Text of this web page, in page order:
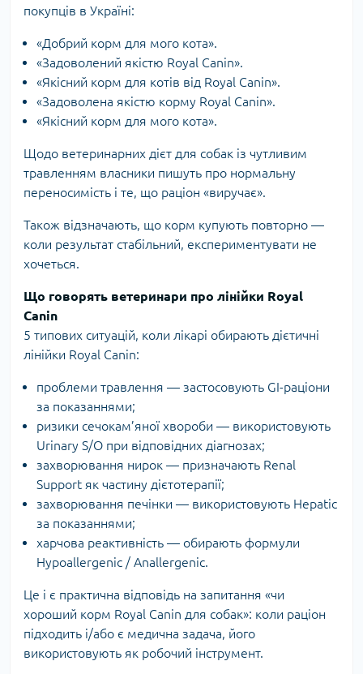
покупців в Україні:
«Добрий корм для мого кота».
«Задоволений якістю Royal Canin».
«Якісний корм для котів від Royal Canin».
«Задоволена якістю корму Royal Canin».
«Якісний корм для мого кота».
Щодо ветеринарних дієт для собак із чутливим
травленням власники пишуть про нормальну
переносимість і те, що раціон «виручає».
Також відзначають, що корм купують повторно —
коли результат стабільний, експериментувати не
хочеться.
Що говорять ветеринари про лінійки Royal
Canin
5 типових ситуацій, коли лікарі обирають дієтичні
лінійки Royal Canin:
проблеми травлення — застосовують GI-раціони
за показаннями;
ризики сечокам’яної хвороби — використовують
Urinary S/O при відповідних діагнозах;
захворювання нирок — призначають Renal
Support як частину дієтотерапії;
захворювання печінки — використовують Hepatic
за показаннями;
харчова реактивність — обирають формули
Hypoallergenic / Anallergenic.
Це і є практична відповідь на запитання «чи
хороший корм Royal Canin для собак»: коли раціон
підходить і/або є медична задача, його
використовують як робочий інструмент.